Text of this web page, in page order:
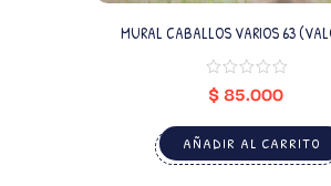
MURAL CABALLOS VARIOS 63
$85.000
AÑADIR AL CARRITO